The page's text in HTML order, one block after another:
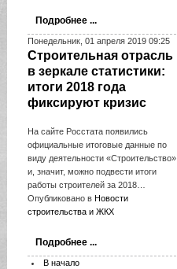
Подробнее ...
Понедельник, 01 апреля 2019 09:25
Строительная отрасль
в зеркале статистики:
итоги 2018 года
фиксируют кризис
На сайте Росстата появились
официальные итоговые данные по
виду деятельности «Строительство»
и, значит, можно подвести итоги
работы строителей за 2018…
Опубликовано в Новости
строительства и ЖКХ
Подробнее ...
В начало